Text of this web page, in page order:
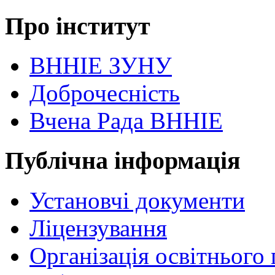
Про інститут
ВННІЕ ЗУНУ
Доброчесність
Вчена Рада ВННІЕ
Публічна інформація
Установчі документи
Ліцензування
Організація